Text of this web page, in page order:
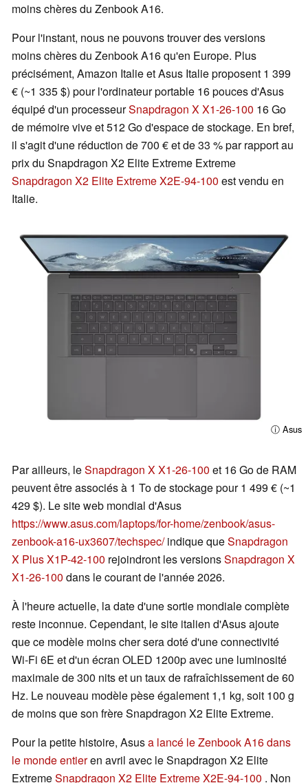
moins chères du Zenbook A16.
Pour l'instant, nous ne pouvons trouver des versions
moins chères du Zenbook A16 qu'en Europe. Plus
précisément, Amazon Italie et Asus Italie proposent 1 399
€ (~1 335 $) pour l'ordinateur portable 16 pouces d'Asus
équipé d'un processeurSnapdragon X X1-26-100 16 Go
de mémoire vive et 512 Go d'espace de stockage. En bref,
il s'agit d'une réduction de 700 € et de 33 % par rapport au
prix du Snapdragon X2 Elite Extreme Extreme
Snapdragon X2 Elite Extreme X2E-94-100 est vendu en
Italie.
ⓘ Asus
Par ailleurs, leSnapdragon X X1-26-100 et 16 Go de RAM
peuvent être associés à 1 To de stockage pour 1 499 € (~1
429 $). Le site web mondial d'Asus
https://www.asus.com/laptops/for-home/zenbook/asus-
zenbook-a16-ux3607/techspec/indique queSnapdragon
X Plus X1P-42-100 rejoindront les versionsSnapdragon X
X1-26-100 dans le courant de l'année 2026.
À l'heure actuelle, la date d'une sortie mondiale complète
reste inconnue. Cependant, le site italien d'Asus ajoute
que ce modèle moins cher sera doté d'une connectivité
Wi-Fi 6E et d'un écran OLED 1200p avec une luminosité
maximale de 300 nits et un taux de rafraîchissement de 60
Hz. Le nouveau modèle pèse également 1,1 kg, soit 100 g
de moins que son frère Snapdragon X2 Elite Extreme.
Pour la petite histoire, Asusa lancé le Zenbook A16 dans
le monde entieren avril avec le Snapdragon X2 Elite
ExtremeSnapdragon X2 Elite Extreme X2E-94-100 . Non